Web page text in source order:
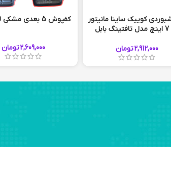
کوییک ساینا مانیتور
2,912,000تومان
کفپوش 5 بعدی مشکی لبه قرمز
2,609,000تومان